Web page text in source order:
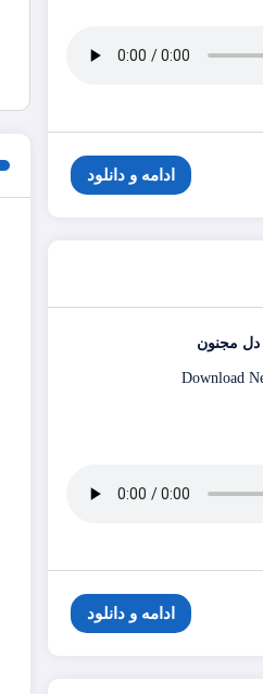
ادامه و دانلود
دل مجنون
Download
ادامه و دانلود